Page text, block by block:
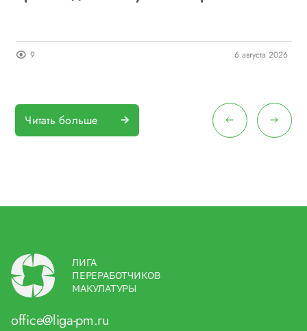
9 6 августа 2026
Читать больше
ЛИГА
ПЕРЕРАБОТЧИКОВ
МАКУЛАТУРЫ
office@liga-pm.ru